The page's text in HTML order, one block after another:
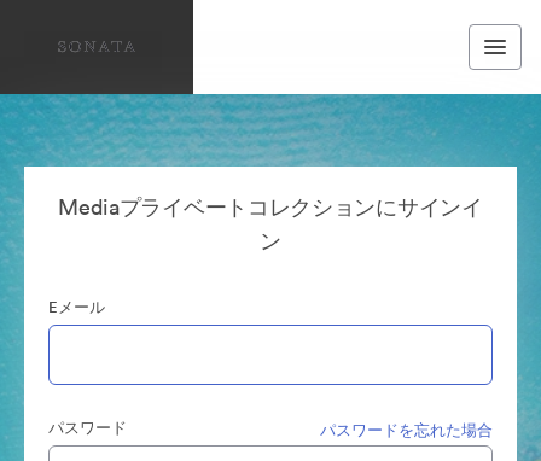
Mediaプライベートコレクションにサインイ
ン
Eメール
パスワード パスワードを忘れた場合